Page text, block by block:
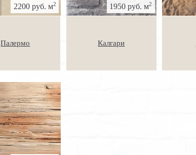
2200 руб. м2
Палермо
1950 руб. м2
Калгари